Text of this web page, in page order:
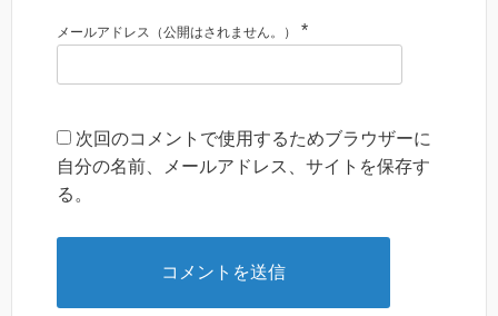
メールアドレス（公開はされません。） *
次回のコメントで使用するためブラウザーに
自分の名前、メールアドレス、サイトを保存す
る。